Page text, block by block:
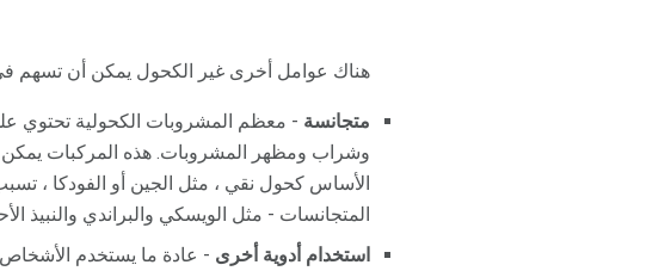
هناك عوامل أخرى غير الكحول يمكن أن تسهم
متجانسة - معظم المشروبات الكحولية تحتوي
وشراب ومظهر المشروبات. هذه المركبات
الأساس كحول نقي ، مثل الجين أو الفودكا ،
المتجانسات - مثل الويسكي والبراندي والنبيذ
استخدام أدوية أخرى - عادة ما يستخدم الأشخاص